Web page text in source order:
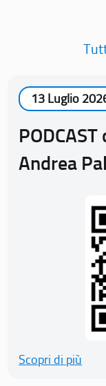
13 Luglio
Andrea
Scopri di più